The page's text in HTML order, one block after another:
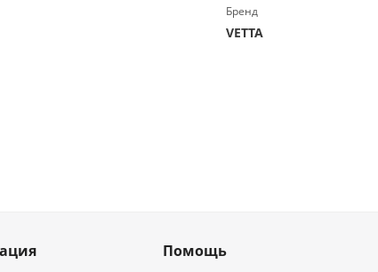
Бренд
VETTA
Помощь